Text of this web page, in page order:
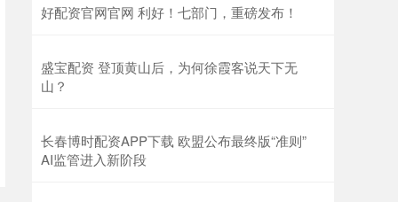
好配资官网官网 利好！七部门，重磅发布！
盛宝配资 登顶黄山后，为何徐霞客说天下无
山？
长春博时配资APP下载 欧盟公布最终版“准则”
AI监管进入新阶段